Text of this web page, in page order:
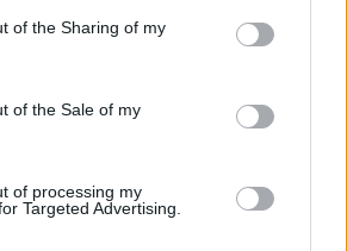
of the Sharing of my
of the Sale of my
of processing my
Targeted Advertising.
organicznej wymagającej
neurochirurgicznej, pacjenci
hormonu wzrostu w dawkach
stosowany do terapii jest